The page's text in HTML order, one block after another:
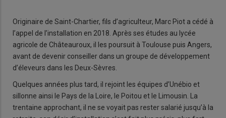
Originaire de Saint-Chartier, fils d’agriculteur, Marc Piot a cédé à
l’appel de l’installation en 2018. Après ses études au lycée
agricole de Châteauroux, il les poursuit à Toulouse puis Angers,
avant de devenir conseiller dans un groupe de développement
d’éleveurs dans les Deux-Sèvres.
Quelques années plus tard, il rejoint les équipes d’Unébio et
sillonne ainsi le Pays de la Loire, le Poitou et le Limousin. La
trentaine approchant, il ne se voyait pas rester salarié jusqu’à la